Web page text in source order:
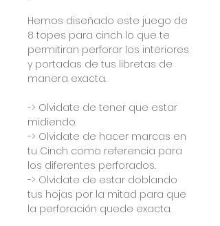
Hemos diseñado este juego de
8 topes para cinch lo que te
permitiran perforar los interiores
y portadas de tus libretas de
manera exacta.
-> Olvidate de tener que estar
midiendo.
-> Olvidate de hacer marcas en
tu Cinch como referencia para
los diferentes perforados.
-> Olvidate de estar doblando
tus hojas por la mitad para que
la perforación quede exacta.